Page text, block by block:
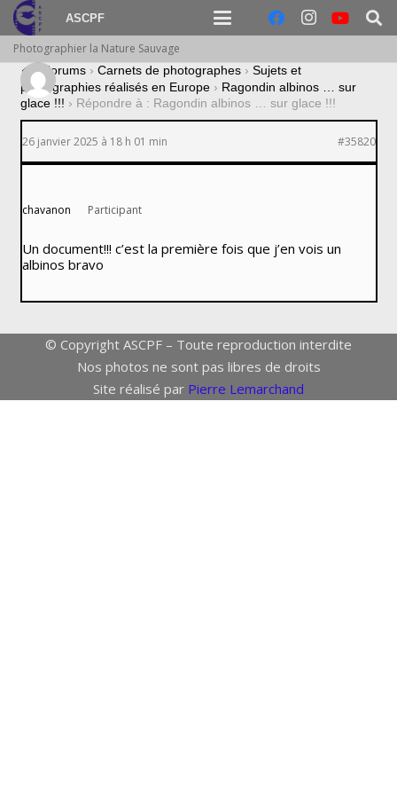
ASCPF
Photographier la Nature Sauvage
› Forums › Carnets de photographes › Sujets et
photographies réalisés en Europe › Ragondin albinos … sur
glace !!! › Répondre à : Ragondin albinos … sur glace !!!
26 janvier 2025 à 18 h 01 min #35820
chavanon Participant
Un document!!! c’est la première fois que j’en vois un
albinos bravo
© Copyright ASCPF – Toute reproduction interdite
Nos photos ne sont pas libres de droits
Site réalisé par Pierre Lemarchand